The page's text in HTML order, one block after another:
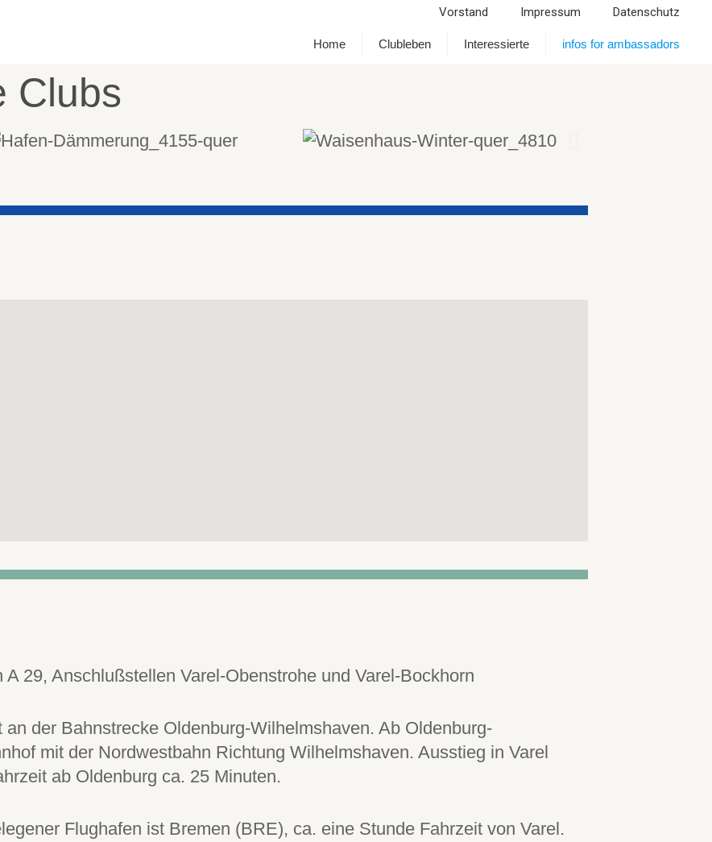
Vorstand Impressum Datenschutz
Home Clubleben Interessierte infos for ambassadors
Clubs
A 29, Anschlußstellen Varel-Obenstrohe und Varel-Bockhorn
an der Bahnstrecke Oldenburg-Wilhelmshaven. Ab Oldenburg-
mit der Nordwestbahn Richtung Wilhelmshaven. Ausstieg in Varel
ab Oldenburg ca. 25 Minuten.
Flughafen ist Bremen (BRE), ca. eine Stunde Fahrzeit von Varel.